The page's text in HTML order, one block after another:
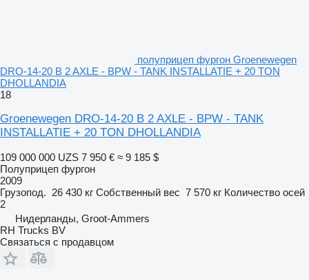
полуприцеп фургон Groenewegen
DRO-14-20 B 2 AXLE - BPW - TANK INSTALLATIE + 20 TON
DHOLLANDIA
18
Groenewegen DRO-14-20 B 2 AXLE - BPW - TANK
INSTALLATIE + 20 TON DHOLLANDIA
109 000 000 UZS 7 950 € ≈ 9 185 $
Полуприцеп фургон
2009
Грузопод. 26 430 кг Собственный вес 7 570 кг Количество осей
2
Нидерланды, Groot-Ammers
RH Trucks BV
Связаться с продавцом